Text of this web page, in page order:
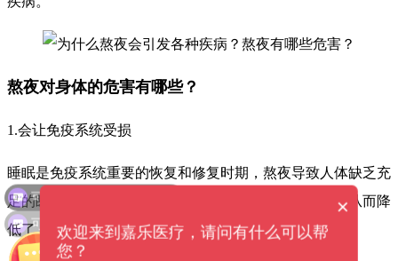
熬夜对身体的危害有哪些？
1.会让免疫系统受损
睡眠是免疫系统重要的恢复和修复时期，熬夜导致人体缺乏充
足的睡眠，使得免疫系统无法得到充分的修复和强化，从而降
低了人体抵抗疾病的能力，导致易感染病菌和患病。
可以介绍下你们的产品么？
可以提供解决方案吗？ ×
欢迎来到嘉乐医疗，请问有什么可以帮
您？